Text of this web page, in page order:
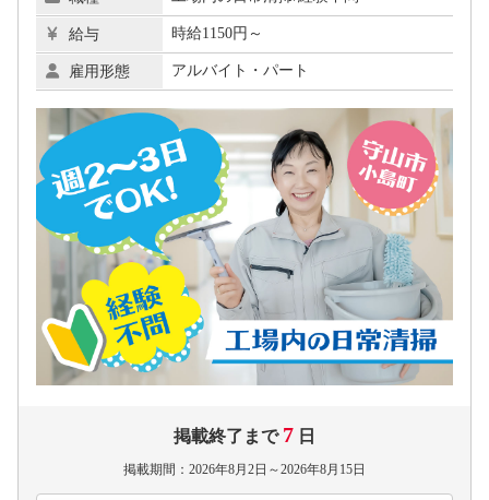
給与 時給1150円～
雇用形態 アルバイト・パート
掲載終了まで 7 日
掲載期間：2026年8月2日～2026年8月15日